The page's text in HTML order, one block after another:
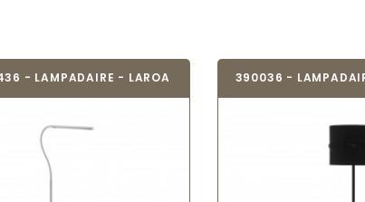
- LAMPADAIRE - LAROA 390036 -